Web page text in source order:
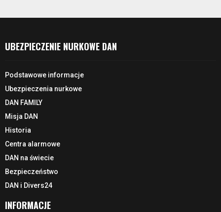
UBEZPIECZENIE NURKOWE DAN
Podstawowe informacje
Ubezpieczenia nurkowe
DAN FAMILY
Misja DAN
Historia
Centra alarmowe
DAN na świecie
Bezpieczeństwo
DAN i Divers24
INFORMACJE